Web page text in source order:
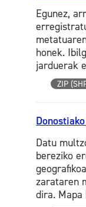
Egunez,
honek.
jarduerak
ZIP
Datu
bereziko
zarataren
dira. Mapa